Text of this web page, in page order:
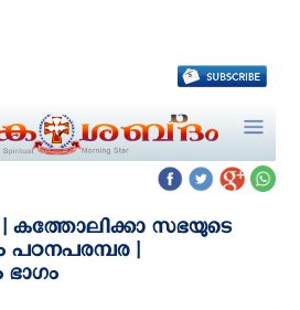
| കത്തോലിക്കാ സഭയുടെ
|